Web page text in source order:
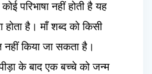
परिभाषा नहीं होती है यह
है। माँ शब्द को किसी
नहीं किया जा सकता है।
के बाद एक बच्चे को जन्म